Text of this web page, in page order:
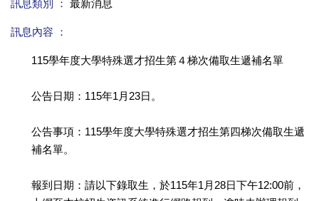
訊息類別 ： 最新消息
訊息內容 ：
115學年度大學特殊選才招生第４梯次備取生遞補名單
公告日期：115年1月23日。
公告事項：115學年度大學特殊選才招生第四梯次備取生遞
補名單。
報到日期：請以下錄取生，於115年1月28日下午12:00前，